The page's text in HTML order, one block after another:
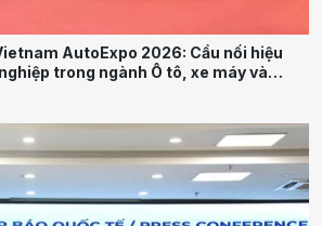
AutoExpo 2026: Cầu nối hiệu
trong ngành Ô tô, xe máy và